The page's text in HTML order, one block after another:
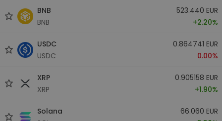
BNB
BNB
523.440 EUR
+2.20%
USDC
USDC
0.864741 EUR
0.00%
XRP
XRP
0.905158 EUR
+1.90%
Solana
66.060 EUR